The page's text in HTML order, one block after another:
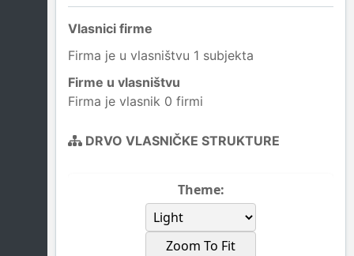
Vlasnici firme
Firma je u vlasništvu 1 subjekta
Firme u vlasništvu
Firma je vlasnik 0 firmi
DRVO VLASNIČKE STRUKTURE
Theme:
Zoom To Fit